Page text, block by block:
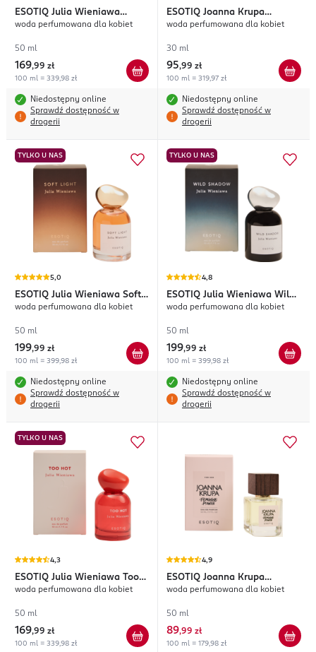
ESOTIQ Julia Wieniawa
Julicious
woda perfumowana dla kobiet
50 ml
169,99 zł
100 ml = 339,98 zł
Niedostępny online
Sprawdź dostępność w
drogerii
ESOTIQ Joanna Krupa
#follow the joy
woda perfumowana dla kobiet
30 ml
95,99 zł
100 ml = 319,97 zł
Niedostępny online
Sprawdź dostępność w
drogerii
TYLKO U NAS
5,0
ESOTIQ Julia Wieniawa Soft
Light
woda perfumowana dla kobiet
50 ml
199,99 zł
100 ml = 399,98 zł
Niedostępny online
Sprawdź dostępność w
drogerii
TYLKO U NAS
4,8
ESOTIQ Julia Wieniawa Wild
Shadow
woda perfumowana dla kobiet
50 ml
199,99 zł
100 ml = 399,98 zł
Niedostępny online
Sprawdź dostępność w
drogerii
TYLKO U NAS
4,3
ESOTIQ Julia Wieniawa Too
Hot
woda perfumowana dla kobiet
50 ml
169,99 zł
100 ml = 339,98 zł
4,9
ESOTIQ Joanna Krupa
Feminine Power
woda perfumowana dla kobiet
50 ml
89,99 zł
100 ml = 179,98 zł